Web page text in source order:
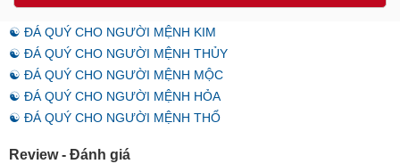
☯ ĐÁ QUÝ CHO NGƯỜI MỆNH KIM
☯ ĐÁ QUÝ CHO NGƯỜI MỆNH THỦY
☯ ĐÁ QUÝ CHO NGƯỜI MỆNH MỘC
☯ ĐÁ QUÝ CHO NGƯỜI MỆNH HỎA
☯ ĐÁ QUÝ CHO NGƯỜI MỆNH THỔ
Review - Đánh giá